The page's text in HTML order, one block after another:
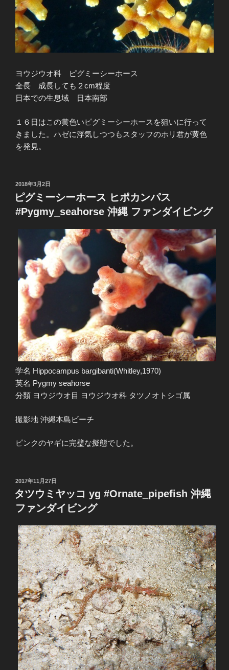
ヨウジウオ科 ピグミーシーホース
全長 成長しても２cm程度
日本での生息域 日本南部
１６日はこの黄色いピグミーシーホースを狙いに行って
きました。ハゼに浮気しつつもスタッフのホリ君が黄色
を発見。
投
稿
日:
2018年3月2日
ピグミーシーホース ヒポカンパス
#Pygmy_seahorse 沖縄 ファンダイビング
学名 Hippocampus bargibanti(Whitley,1970)
英名 Pygmy seahorse
分類 ヨウジウオ目 ヨウジウオ科 タツノオトシゴ属
撮影地 沖縄本島ビーチ
ピンクのヤギに完璧な擬態でした。
投
稿
日:
2017年11月27日
タツウミヤッコ yg #Ornate_pipefish 沖縄
ファンダイビング